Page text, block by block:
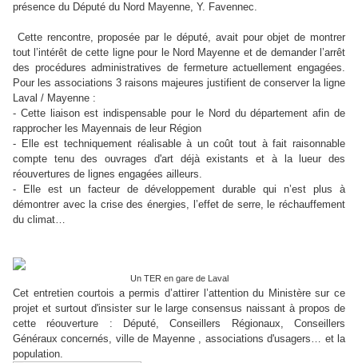
présence du Député du Nord Mayenne, Y. Favennec.
Cette rencontre, proposée par le député, avait pour objet de montrer
tout l’intérêt de cette ligne pour le Nord Mayenne et de demander l’arrêt
des procédures administratives de fermeture actuellement engagées.
Pour les associations 3 raisons majeures justifient de conserver la ligne
Laval / Mayenne :
- Cette liaison est indispensable pour le Nord du département afin de
rapprocher les Mayennais de leur Région
- Elle est techniquement réalisable à un coût tout à fait raisonnable
compte tenu des ouvrages d'art déjà existants et à la lueur des
réouvertures de lignes engagées ailleurs.
- Elle est un facteur de développement durable qui n’est plus à
démontrer avec la crise des énergies, l’effet de serre, le réchauffement
du climat…
Un TER en gare de Laval
Cet entretien courtois a permis d’attirer l’attention du Ministère sur ce
projet et surtout d'insister sur le large consensus naissant à propos de
cette réouverture : Député, Conseillers Régionaux, Conseillers
Généraux concernés, ville de Mayenne , associations d'usagers… et la
population.